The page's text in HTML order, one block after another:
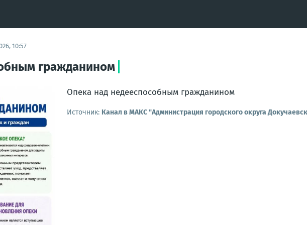
10:57
гражданином
Опека над недееспособным гражданином
Источник: Канал в МАКС "Администрация городского округа